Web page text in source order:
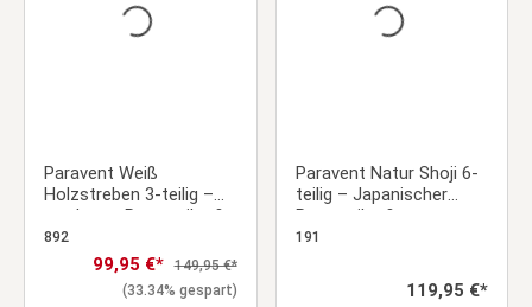
Paravent Weiß
Holzstreben 3-teilig –
moderner Raumteiler &
Sichtschutz aus Holz
892
Verkaufspreis:
99,95 €* Regulärer Preis:
149,95 €*
(33.34% gespart)
Paravent Natur Shoji 6-
teilig – Japanischer
Raumteiler &
Sichtschutz aus Holz
191
Regulärer Preis:
119,95 €*